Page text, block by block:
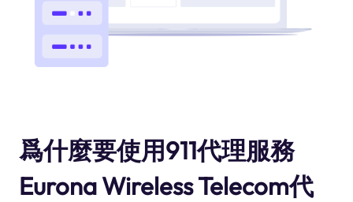
爲什麼要使用911代理服務
Eurona Wireless Telecom代